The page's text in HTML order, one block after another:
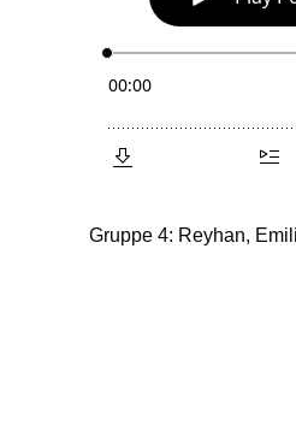
Gruppe 4: Reyhan,